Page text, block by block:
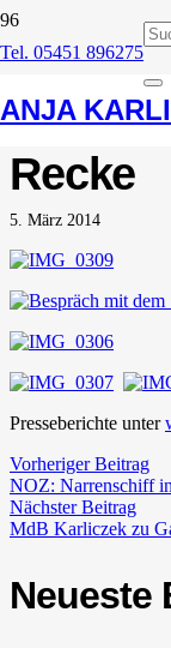
Tel. 05451 896275
ANJA
13.
Recke
5. März 2014
Presseberichte unter
Vorheriger Beitrag
NOZ: Narrenschiff
Nächster Beitrag
MdB Karliczek zu
Neueste